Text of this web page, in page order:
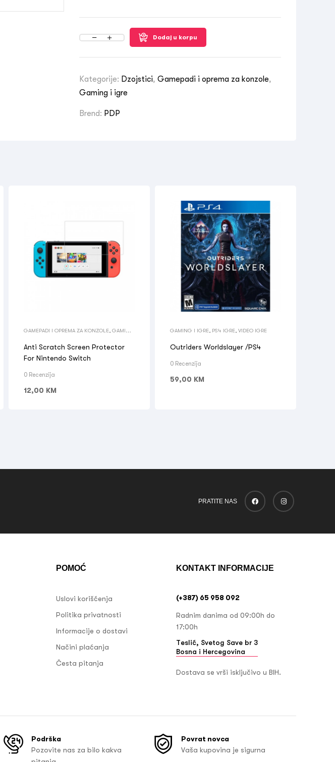
Dodaj u korpu
Kategorije: Dzojstici, Gamepadi i oprema za konzole,
Gaming i igre
Brend: PDP
GAMEPADI I OPREMA ZA KONZOLE, GAMING
Anti Scratch Screen Protector
For Nintendo Switch
0 Recenzija
12,00 KM
GAMING I IGRE, PS4 IGRE, VIDEO IGRE
Outriders Worldslayer /PS4
0 Recenzija
59,00 KM
PRATITE NAS
POMOĆ
Uslovi korišćenja
Politika privatnosti
Informacije o dostavi
Načini plaćanja
Česta pitanja
KONTAKT INFORMACIJE
(+387) 65 958 092
Radnim danima od 09:00h do
17:00h
Teslić, Svetog Save br 3
Bosna i Hercegovina
Dostava se vrši isključivo u BIH.
Podrška
Pozovite nas za bilo kakva
Povrat novca
Vaša kupovina je sigurna